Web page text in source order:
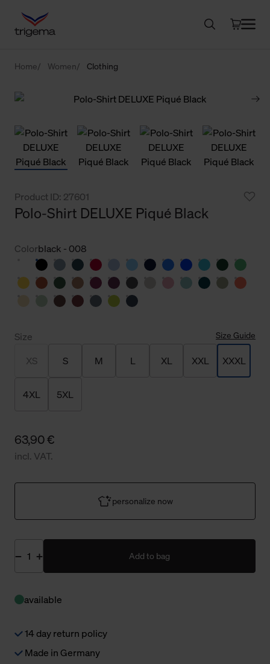
Home Women Clothing
Product ID: 27601
Polo-Shirt DELUXE Piqué Black
Colorblack - 008
Size Size Guide
XS S M L XL XXL XXXL
4XL 5XL
63,90 €
incl. VAT.
personalize now
Add to bag
available
14 day return policy
Made in Germany